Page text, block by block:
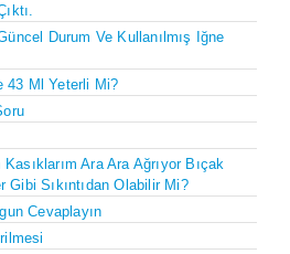
Durum Ve Kullanılmış Iğne
43 Ml Yeterli Mi?
Ara Ara Ağrıyor Bıçak
Gibi Sıkıntıdan Olabilir Mi?
Cevaplayın